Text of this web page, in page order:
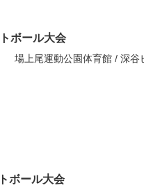
ボール大会
尾運動公園体育館 / 深⾕
ボール大会